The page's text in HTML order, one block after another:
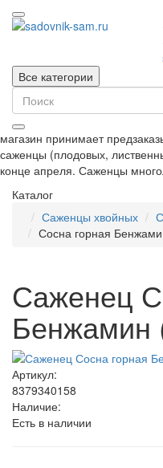
Все категории
магазин принимает
саженцы (плодовых,
конце апреля. Саженцы
Каталог
Саженцы хвойных
Сосна горная
Саженец
Бенжамин
Артикул:
8379340158
Наличие:
Есть в наличии